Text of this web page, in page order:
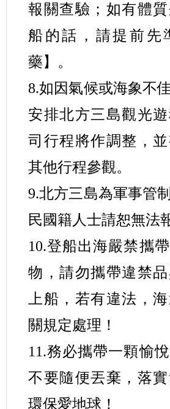
報關查驗；如有體
船的話，請提前先
藥】。
8.如因氣候或海象不
安排北方三島觀光
司行程將作調整，
其他行程參觀。
9.北方三島為軍事管
民國籍人士請恕無法
10.登船出海嚴禁攜
物，請勿攜帶違禁
上船，若有違法，
關規定處理！
11.務必攜帶一顆愉
不要隨便丟棄，落實
環保愛地球！